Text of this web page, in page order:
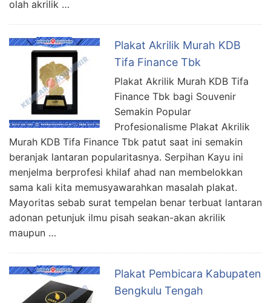
olah akrilik …
Plakat Akrilik Murah KDB
Tifa Finance Tbk
Plakat Akrilik Murah KDB Tifa
Finance Tbk bagi Souvenir
Semakin Popular
Profesionalisme Plakat Akrilik
Murah KDB Tifa Finance Tbk patut saat ini semakin
beranjak lantaran popularitasnya. Serpihan Kayu ini
menjelma berprofesi khilaf ahad nan membelokkan
sama kali kita memusyawarahkan masalah plakat.
Mayoritas sebab surat tempelan benar terbuat lantaran
adonan petunjuk ilmu pisah seakan-akan akrilik
maupun …
Plakat Pembicara Kabupaten
Bengkulu Tengah